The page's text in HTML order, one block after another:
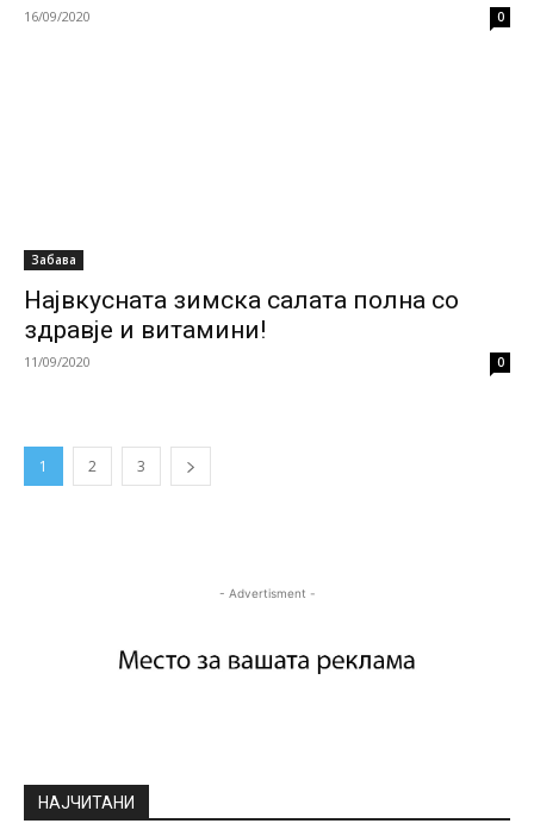
16/09/2020 0
Забава
Највкусната зимска салата полна со
здравје и витамини!
11/09/2020 0
1 2 3
- Advertisment -
НАЈЧИТАНИ